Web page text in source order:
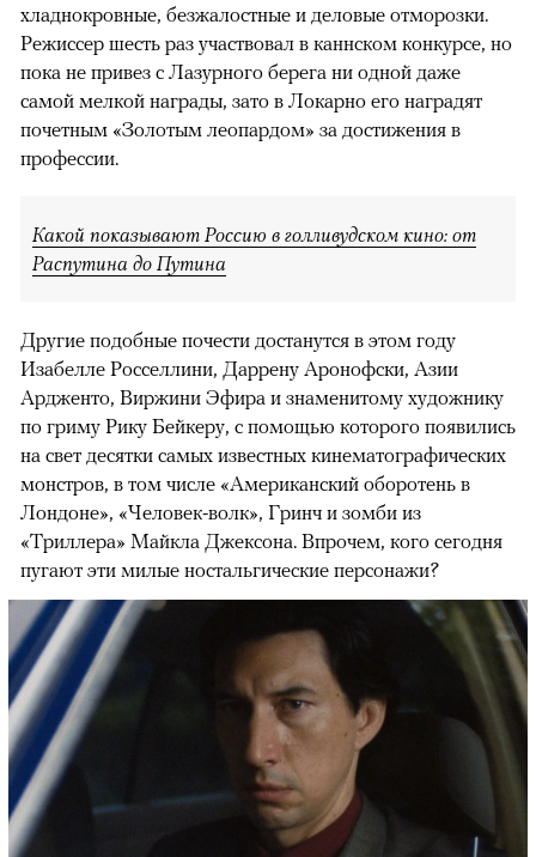
хладнокровные, безжалостные и деловые отморозки.
Режиссер шесть раз участвовал в каннском конкурсе, но
пока не привез с Лазурного берега ни одной даже
самой мелкой награды, зато в Локарно его наградят
почетным «Золотым леопардом» за достижения в
профессии.
Какой показывают Россию в голливудском кино: от
Распутина до Путина
Другие подобные почести достанутся в этом году
Изабелле Росселлини, Даррену Аронофски, Азии
Ардженто, Виржини Эфира и знаменитому художнику
по гриму Рику Бейкеру, с помощью которого появились
на свет десятки самых известных кинематографических
монстров, в том числе «Американский оборотень в
Лондоне», «Человек-волк», Гринч и зомби из
«Триллера» Майкла Джексона. Впрочем, кого сегодня
пугают эти милые ностальгические персонажи?